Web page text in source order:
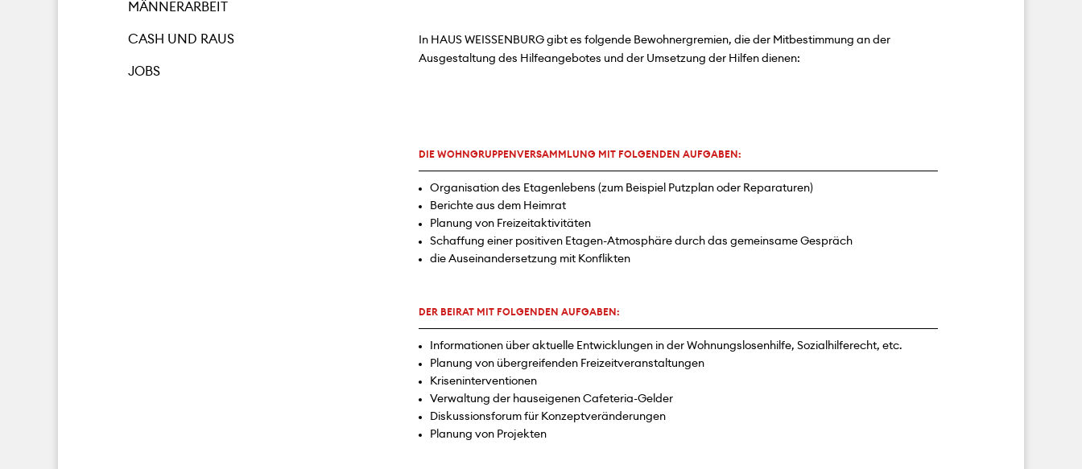
MÄNNERARBEIT
CASH UND RAUS
JOBS
In HAUS WEISSENBURG gibt es folgende Bewohnergremien, die der Mitbestimmung an der
Ausgestaltung des Hilfeangebotes und der Umsetzung der Hilfen dienen:
DIE WOHNGRUPPENVERSAMMLUNG MIT FOLGENDEN AUFGABEN:
Organisation des Etagenlebens (zum Beispiel Putzplan oder Reparaturen)
Berichte aus dem Heimrat
Planung von Freizeitaktivitäten
Schaffung einer positiven Etagen-Atmosphäre durch das gemeinsame Gespräch
die Auseinandersetzung mit Konflikten
DER BEIRAT MIT FOLGENDEN AUFGABEN:
Informationen über aktuelle Entwicklungen in der Wohnungslosenhilfe, Sozialhilferecht, etc.
Planung von übergreifenden Freizeitveranstaltungen
Kriseninterventionen
Verwaltung der hauseigenen Cafeteria-Gelder
Diskussionsforum für Konzeptveränderungen
Planung von Projekten